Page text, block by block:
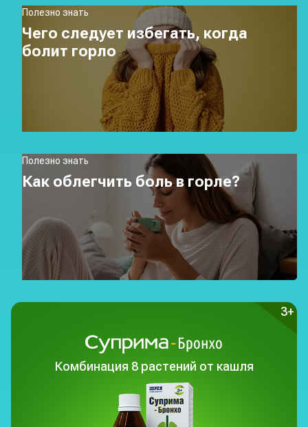
Полезно знать
Чего следует избегать, когда
болит горло
Полезно знать
Как облегчить боль в горле?
3+
Комбинация 8 растений от кашля